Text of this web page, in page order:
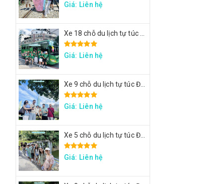
Giá: Liên hệ
Giá: Liên hệ
Giá: Liên hệ
Giá: Liên hệ